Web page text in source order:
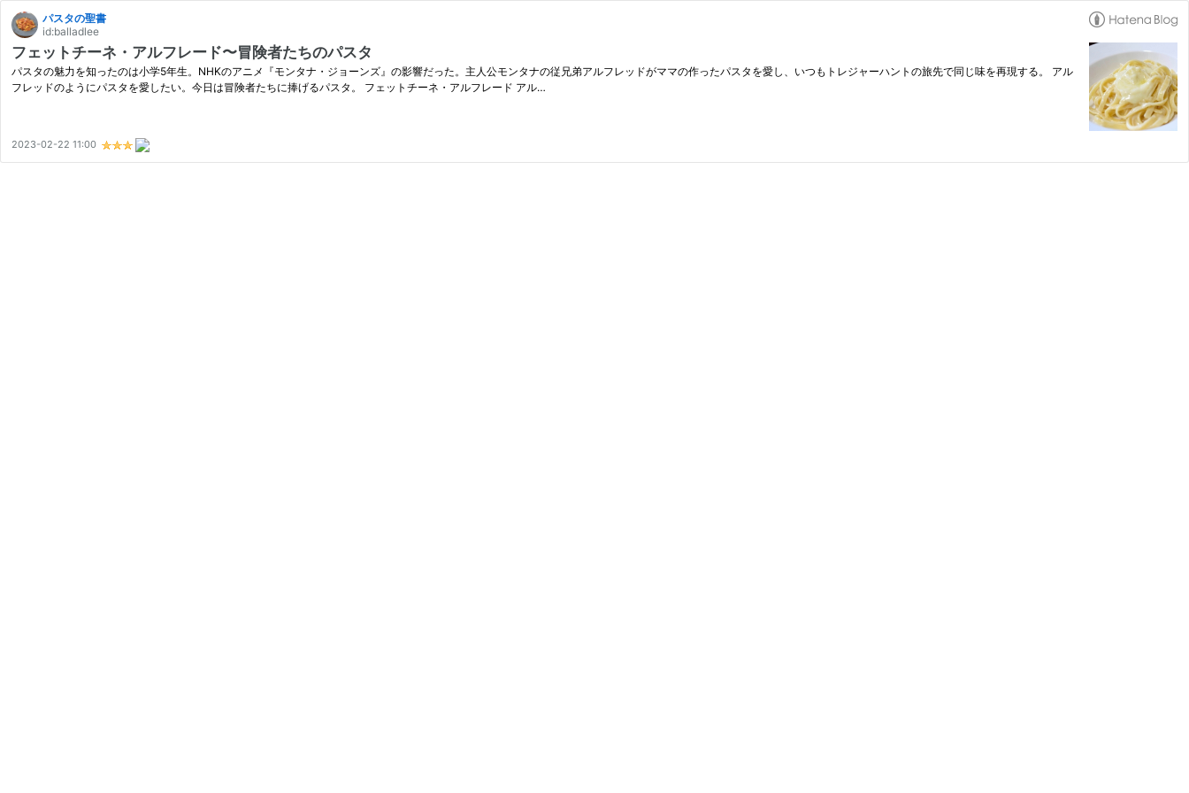
パスタの聖書
id:balladlee
フェットチーネ・アルフレード〜冒険者たちのパスタ
パスタの魅力を知ったのは小学5年生。NHKのアニメ『モンタナ・ジョーンズ』の影響だった。主人公モンタナの従兄弟アルフレッドがママの作ったパスタを愛し、いつもトレジャーハントの旅先で同じ味を再現する。 アル
フレッドのようにパスタを愛したい。今日は冒険者たちに捧げるパスタ。 フェットチーネ・アルフレード アル…
2023-02-22 11:00